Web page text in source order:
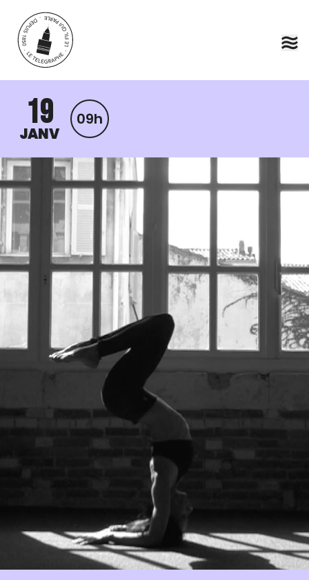
Aller au contenu principal
19
JANV
09h